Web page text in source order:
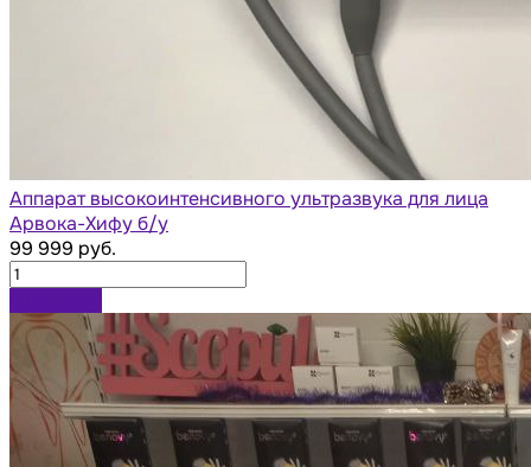
Аппарат высокоинтенсивного ультразвука для лица
Арвока-Хифу б/у
99 999 руб.